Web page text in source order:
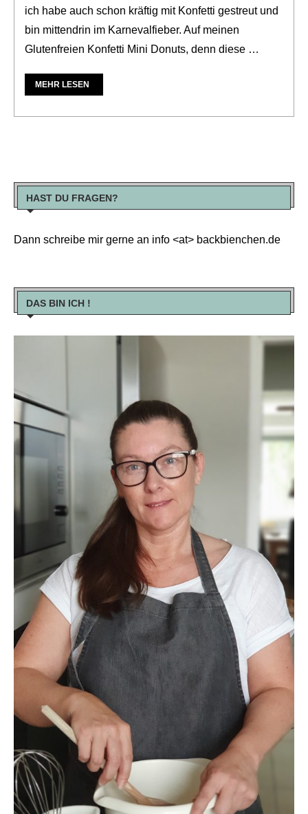
ich habe auch schon kräftig mit Konfetti gestreut und
bin mittendrin im Karnevalfieber. Auf meinen
Glutenfreien Konfetti Mini Donuts, denn diese …
MEHR LESEN
HAST DU FRAGEN?
Dann schreibe mir gerne an info <at> backbienchen.de
DAS BIN ICH !